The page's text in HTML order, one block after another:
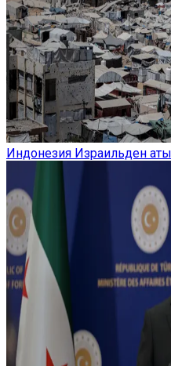
Индонезия Израильден